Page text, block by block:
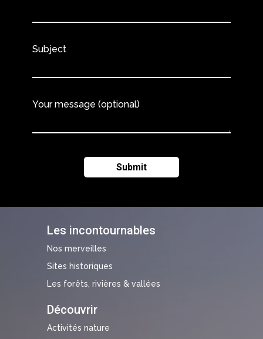
Les incontournables
Nos merveilles
Sites historiques
Les forêts, rivières & vallées
Découvrir
Activités nature
Subject
Your message (optional)